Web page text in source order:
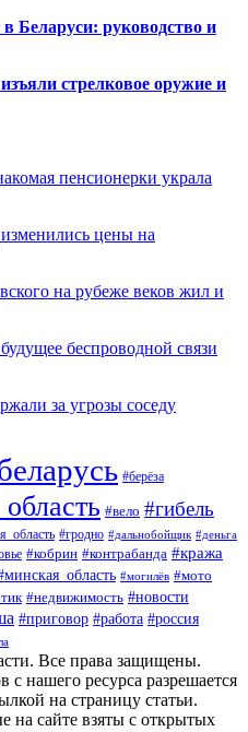
Беларуси: руководство и
стрелковое оружие и
пенсионерки украла
цены на
на рубеже веков жил и
беспроводной связи
за угрозы соседу
#берёза
#вело #гибель
#гродно #дальнобойщик #деньга
#кобрин #контрабанда #кража
#могилёв #мото
#недвижимость #новости
#приговор #работа #россия
Все права защищены.
нашего ресурса разрешается
на страницу статьи.
на сайте взяты с открытых